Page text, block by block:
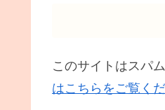
このサイトはスパ
はこちらをご覧く